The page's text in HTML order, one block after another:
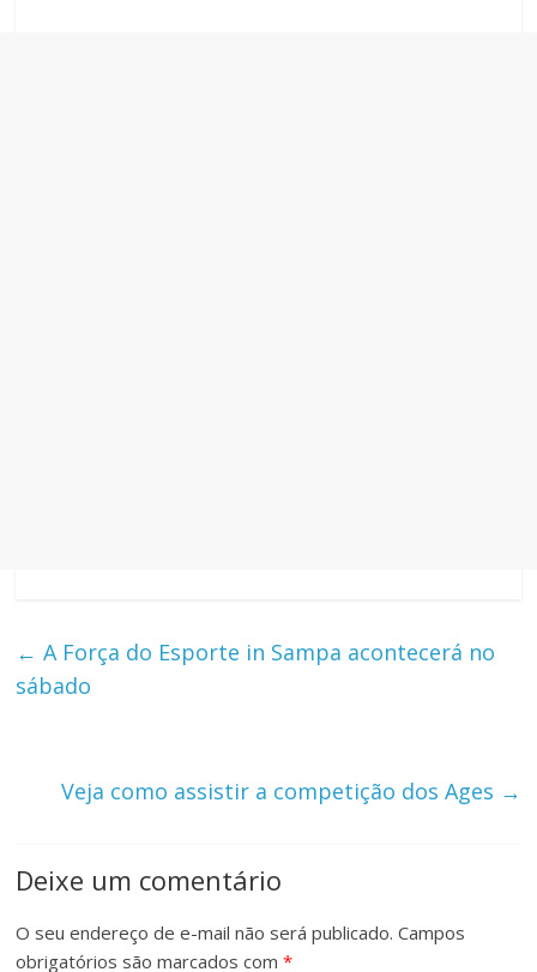
← A Força do Esporte in Sampa acontecerá no
sábado
Veja como assistir a competição dos Ages →
Deixe um comentário
O seu endereço de e-mail não será publicado. Campos
obrigatórios são marcados com*